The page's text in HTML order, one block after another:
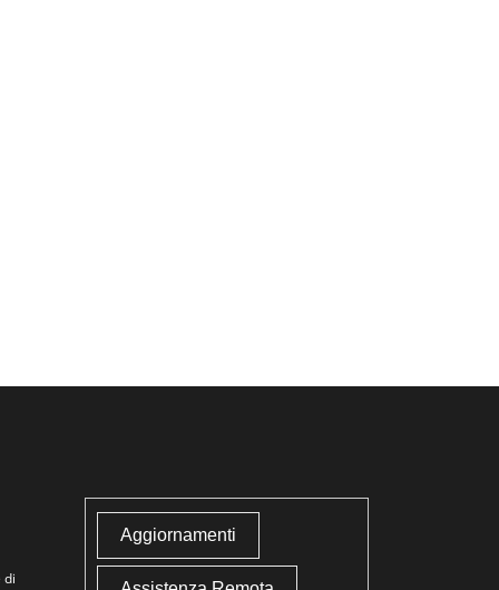
di
Aggiornamenti